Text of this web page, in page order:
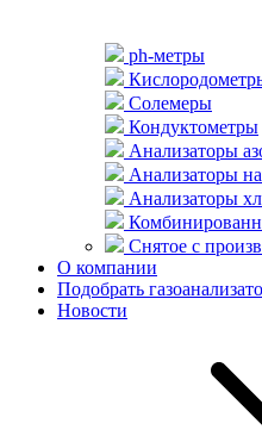
ph-метры
Солемеры
Кондуктометры
Анализаторы
Анализаторы
Анализаторы
Снятое с
О компании
Подобрать
Новости